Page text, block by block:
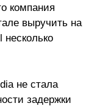
компания
выручить на
несколько
не стала
задержки